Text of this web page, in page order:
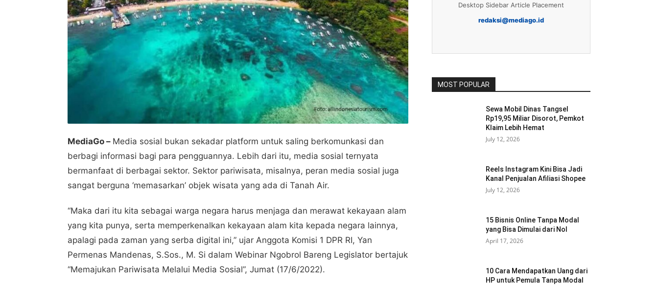
MediaGo – Media sosial bukan sekadar platform untuk saling berkomunkasi dan
berbagi informasi bagi para pengguannya. Lebih dari itu, media sosial ternyata
bermanfaat di berbagai sektor. Sektor pariwisata, misalnya, peran media sosial juga
sangat berguna ‘memasarkan’ objek wisata yang ada di Tanah Air.
“Maka dari itu kita sebagai warga negara harus menjaga dan merawat kekayaan alam
yang kita punya, serta memperkenalkan kekayaan alam kita kepada negara lainnya,
apalagi pada zaman yang serba digital ini,” ujar Anggota Komisi 1 DPR RI, Yan
Permenas Mandenas, S.Sos., M. Si dalam Webinar Ngobrol Bareng Legislator bertajuk
“Memajukan Pariwisata Melalui Media Sosial”, Jumat (17/6/2022).
Desktop Sidebar Article Placement
redaksi@mediago.id
MOST POPULAR
Sewa Mobil Dinas Tangsel
Rp19,95 Miliar Disorot, Pemkot
Klaim Lebih Hemat
July 12, 2026
Reels Instagram Kini Bisa Jadi
Kanal Penjualan Afiliasi Shopee
July 12, 2026
15 Bisnis Online Tanpa Modal
yang Bisa Dimulai dari Nol
April 17, 2026
10 Cara Mendapatkan Uang dari
HP untuk Pemula Tanpa Modal